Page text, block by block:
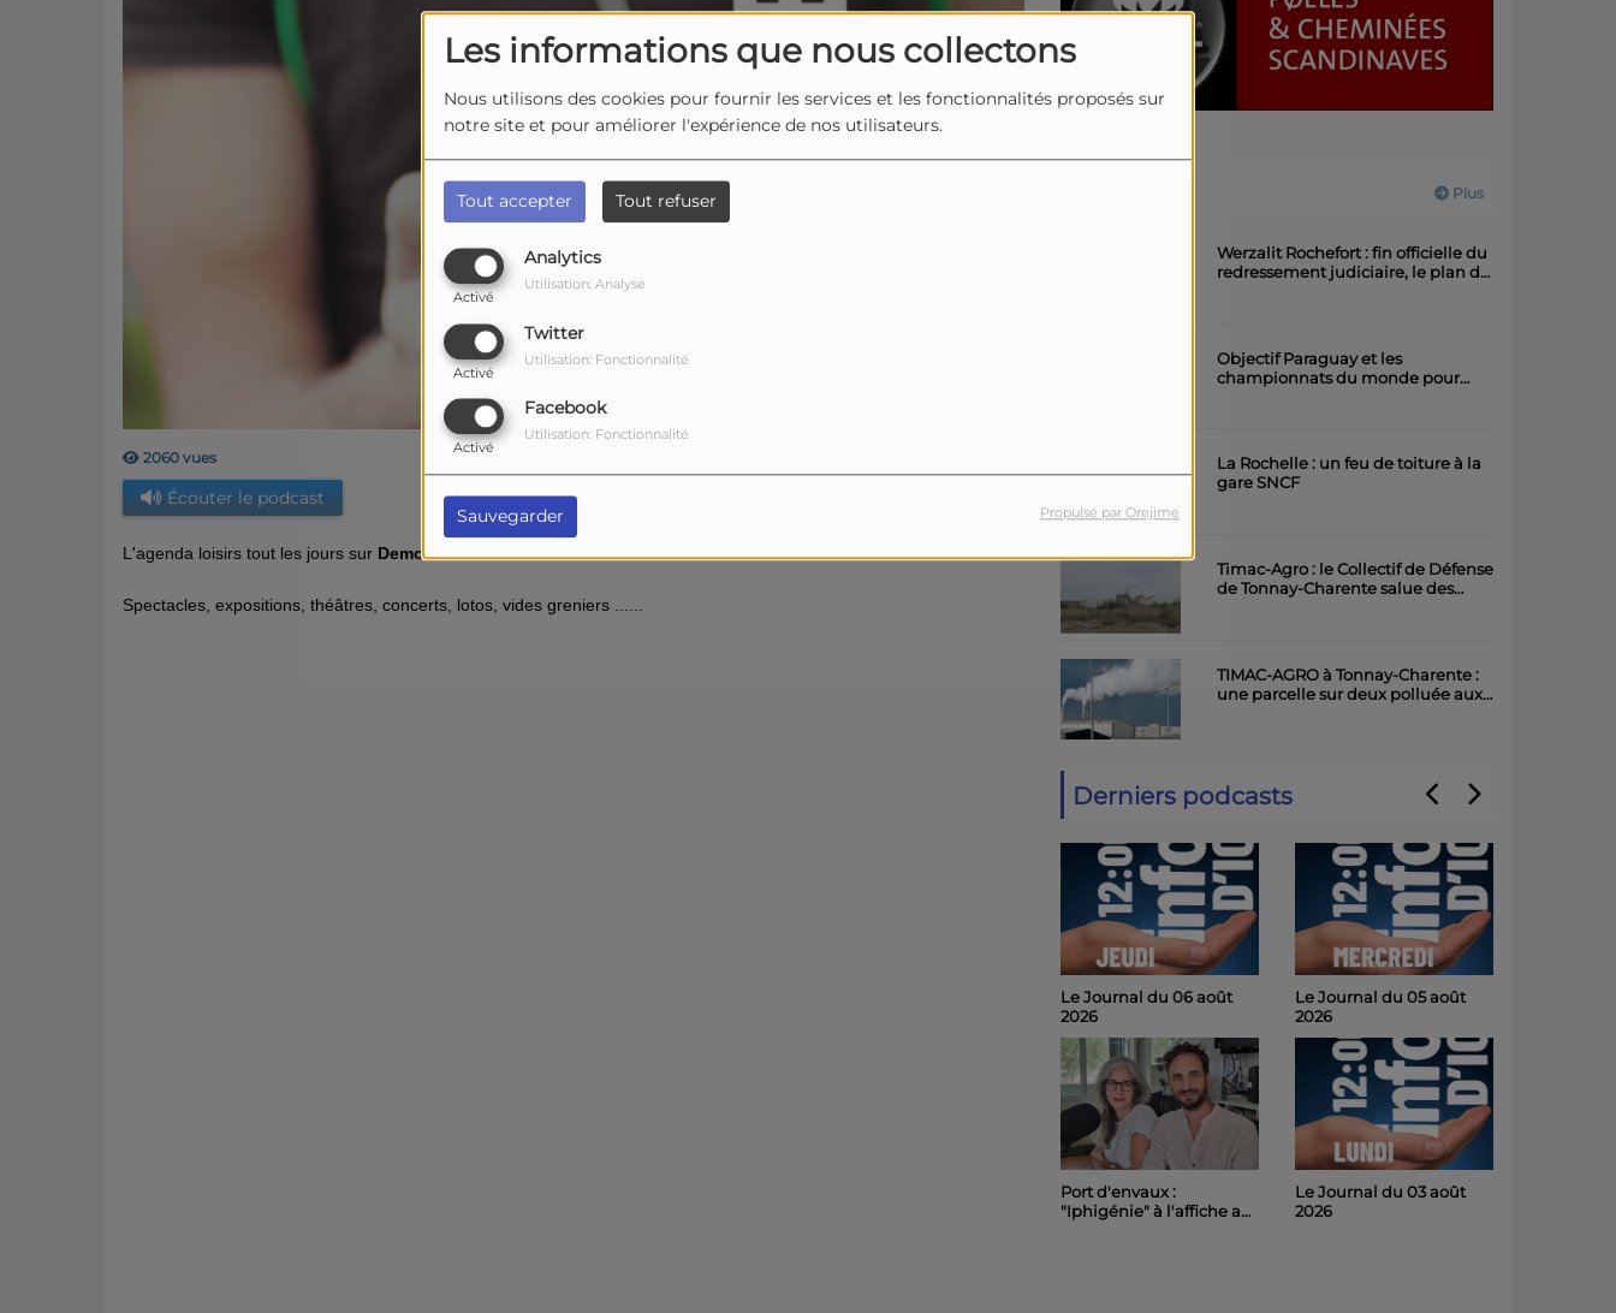
Les informations que nous collectons
Nous utilisons des cookies pour fournir les services et les fonctionnalités proposés sur
notre site et pour améliorer l'expérience de nos utilisateurs.
Tout accepter Tout refuser
Analytics
Activé
Utilisation: Analyse
Twitter
Activé
Utilisation: Fonctionnalité
Facebook
Activé
Utilisation: Fonctionnalité
Sauvegarder Propulsé par Orejime
2060 vues
Écouter le podcast
L'agenda loisirs tout les jours sur Demoiselle FM
Spectacles, expositions, théâtres, concerts, lotos, vides greniers ......
Plus
Werzalit Rochefort : fin officielle du
redressement judiciaire, le plan de
Objectif Paraguay et les
championnats du monde pour
La Rochelle : un feu de toiture à la
gare SNCF
Timac-Agro : le Collectif de Défense
de Tonnay-Charente salue des
TIMAC-AGRO à Tonnay-Charente :
une parcelle sur deux polluée aux
Derniers podcasts
Le Journal du 06 août
2026
Port d'envaux :
"Iphigénie" à l'affiche au
Le Journal du 05 août
2026
Le Journal du 03 août
2026